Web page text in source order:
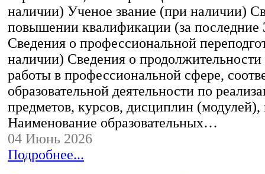
наличии) Ученое звание (при наличии)
повышении квалификации (за последние
Сведения о профессиональной
наличии) Сведения о
работы в профессиональной сфере,
образовательной деятельности по
предметов, курсов, дисциплин (модулей),
Наименование образовательных…
04 Июнь 2026
Подробнее...